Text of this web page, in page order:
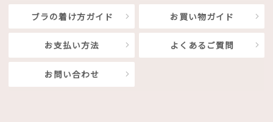
ブラの着け方ガイド お買い物ガイド
お支払い方法 よくあるご質問
お問い合わせ